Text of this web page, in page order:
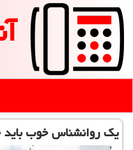
یك روانشناس خوب باید